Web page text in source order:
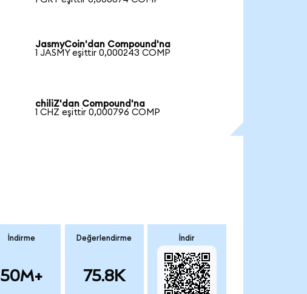
JasmyCoin'dan Compound'na
1 JASMY eşittir 0,000243 COMP
chiliZ'dan Compound'na
1 CHZ eşittir 0,000796 COMP
İndirme
50M+
Değerlendirme
75.8K
İndir